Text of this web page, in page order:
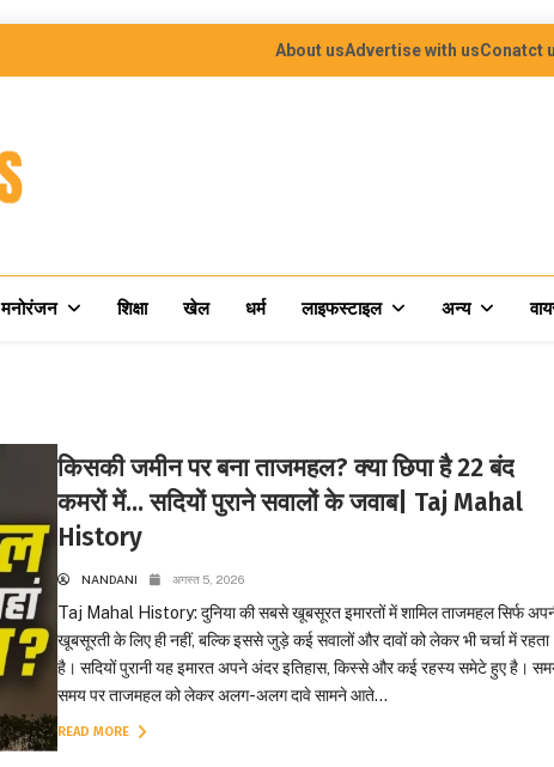
About usAdvertise with usConatct
मनोरंजन शिक्षा खेल धर्म लाइफस्टाइल अन्य
किसकी जमीन पर बना ताजमहल? क्या छिपा है 22 बंद
कमरों में… सदियों पुराने सवालों के जवाब| Taj Mahal
History
NANDANI अगस्त 5, 2026
Taj Mahal History: दुनिया की सबसे खूबसूरत इमारतों में शामिल ताजमहल सिर्फ
खूबसूरती के लिए ही नहीं, बल्कि इससे जुड़े कई सवालों और दावों को लेकर भी चर्चा में रहता
है। सदियों पुरानी यह इमारत अपने अंदर इतिहास, किस्से और कई रहस्य समेटे हुए है।
समय पर ताजमहल को लेकर अलग-अलग दावे सामने आते...
READ MORE